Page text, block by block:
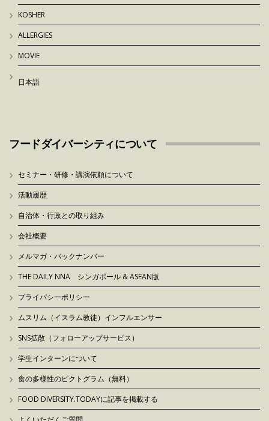
KOSHER
ALLERGIES
MOVIE
日本語
フードダイバーシティについて
セミナー・研修・講演依頼について
活動履歴
自治体・行政との取り組み
会社概要
メルマガ・バックナンバー
THE DAILY NNA シンガポール & ASEAN版
プライバシーポリシー
ムスリム（イスラム教徒）インフルエンサー
SNS拡散（フォローアップサービス）
学生インターンについて
食の多様性のピクトグラム（無料）
FOOD DIVERSITY.TODAYに記事を掲載する